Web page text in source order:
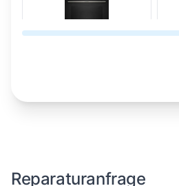
Reparaturanfrage